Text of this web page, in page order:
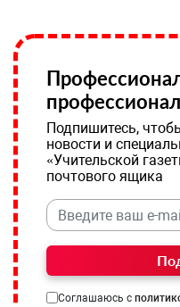
Подпишитесь,
новости и
«Учительской
почтового ящика
Соглашаюсь с